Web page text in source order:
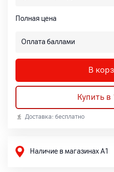
Полная цена
Оплата баллами
В
Купить в
Доставка: бесплатно
Наличие в магазинах А1